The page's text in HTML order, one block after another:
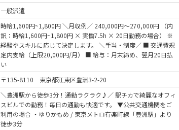
一般派遣
時給1,600円~1,800円 ＼月収例／ 240,000円～270,000円 （内
訳：時給1,600円~1,800円 × 実働7.5h × 20日勤務の場合） ※
経験やスキルに応じて決定します。 ＼手当・制度／ ■ 交通費規
定内支給（上限20,000円/月） ■ 給与：月末締め、翌月20日払
い
〒135-8110 東京都江東区豊洲3-2-20
＼豊洲駅から徒歩3分！通勤ラクラク♪／ 駅チカで綺麗なオフィ
スビルでの勤務！毎日の通勤も快適です。 ▼公共交通機関をご
利用の場合 ・ゆりかもめ / 東京メトロ有楽町線「豊洲駅」より
徒歩3分